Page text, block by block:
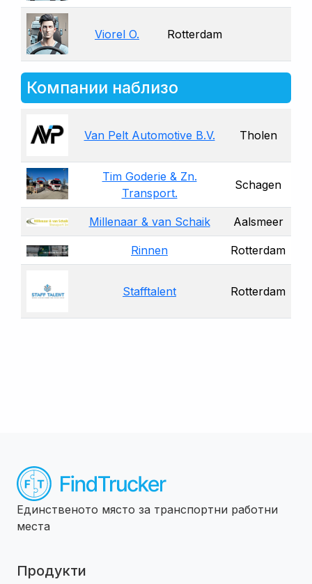
Viorel O. Rotterdam
Компании наблизо
Van Pelt Automotive B.V. Tholen
Tim Goderie & Zn.
Transport.
Schagen
Millenaar & van Schaik Aalsmeer
Rinnen Rotterdam
Stafftalent Rotterdam
Единственото място за транспортни работни
места
Продукти